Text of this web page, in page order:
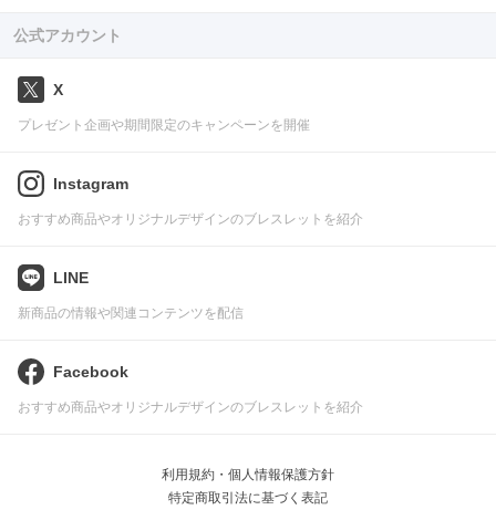
公式アカウント
X
プレゼント企画や期間限定のキャンペーンを開催
Instagram
おすすめ商品やオリジナルデザインのブレスレットを紹介
LINE
新商品の情報や関連コンテンツを配信
Facebook
おすすめ商品やオリジナルデザインのブレスレットを紹介
利用規約・個人情報保護方針
特定商取引法に基づく表記